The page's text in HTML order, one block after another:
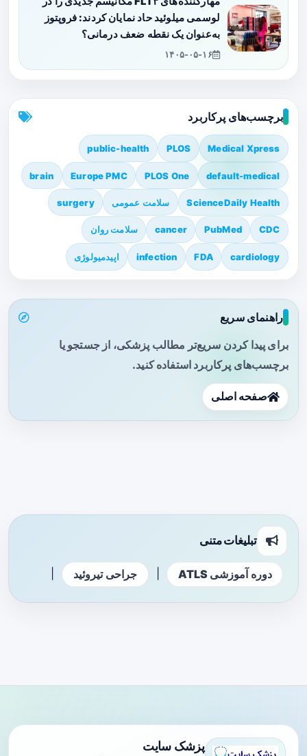
لوسمی میلوئید حاد نمایان کردند: فروپتوز
به‌عنوان یک نقطه ضعف درمانی؟
۱۴۰۵-۰۵-۱۶
برچسب‌های پرکاربرد
Medical Xpress
PLOS
public-health
default-medical
PLOS One
Europe PMC
brain
ScienceDaily Health سلامت عمومی surgery
CDC
PubMed
cancer سلامت روان
cardiology
FDA
infection اپیدمیولوژی
راهنمای سریع
برای پیدا کردن سریع‌تر مطالب پزشکی، از جستجو یا
برچسب‌های پرکاربرد استفاده کنید.
صفحه اصلی
تبلیغات متنی
دوره آموزشی ATLS جراحی تیروئید
پزشک سایت